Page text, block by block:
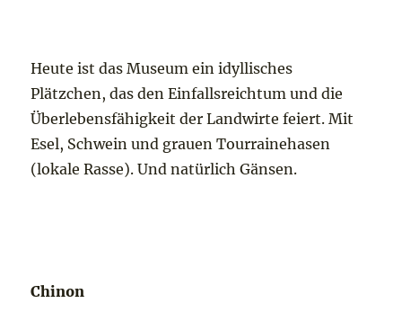
Heute ist das Museum ein idyllisches
Plätzchen, das den Einfallsreichtum und die
Überlebensfähigkeit der Landwirte feiert. Mit
Esel, Schwein und grauen Tourrainehasen
(lokale Rasse). Und natürlich Gänsen.
Chinon